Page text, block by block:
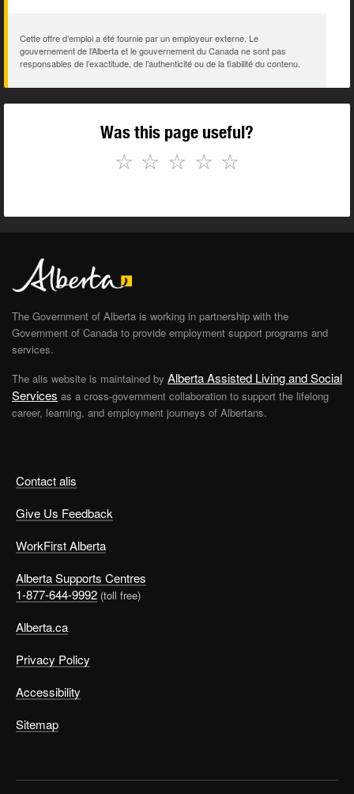
Cette offre d’emploi a été fournie par un employeur externe. Le
gouvernement de l’Alberta et le gouvernement du Canada ne sont pas
responsables de l’exactitude, de l’authenticité ou de la fiabilité du contenu.
Was this page useful?
☆
☆
☆
☆
☆
Contact alis
Give Us Feedback
WorkFirst Alberta
Alberta Supports Centres
1-877-644-9992 (toll free)
Alberta.ca
Privacy Policy
Accessibility
Sitemap
The Government of Alberta is working in partnership with the
Government of Canada to provide employment support programs and
services.
The alis website is maintained by Alberta Assisted Living and Social
Services as a cross-government collaboration to support the lifelong
career, learning, and employment journeys of Albertans.